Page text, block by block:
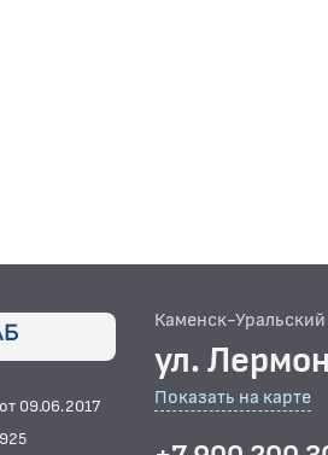
09.06.2017
Каменск-Уральский
ул.
Показать на карте